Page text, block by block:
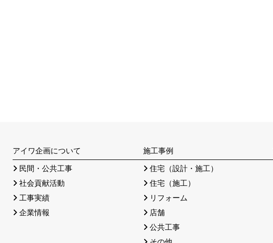
アイワ企画について
民間・公共工事
社会貢献活動
工事実績
企業情報
施工事例
住宅（設計・施工）
住宅（施工）
リフォーム
店舗
公共工事